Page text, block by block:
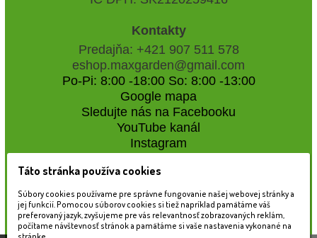
Kontakty
Predajňa: +421 907 511 578
eshop.maxgarden@gmail.com
Po-Pi: 8:00 -18:00 So: 8:00 -13:00
Google mapa
Sledujte nás na Facebooku
YouTube kanál
Instagram
Naše záhradné centrum
Táto stránka používa cookies
Súbory cookies používame pre správne fungovanie našej webovej stránky a
jej funkcií. Pomocou súborov cookies si tiež napríklad pamätáme váš
preferovaný jazyk, zvyšujeme pre vás relevantnosť zobrazovaných reklám,
počítame návštevnosť stránok a pamätáme si vaše nastavenia vykonané na